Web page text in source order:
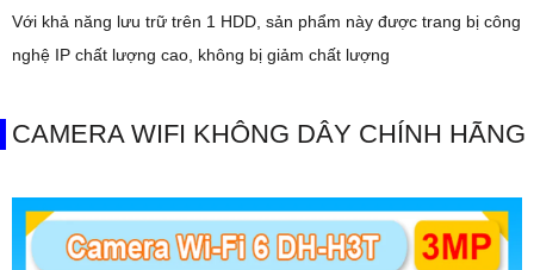
Với khả năng lưu trữ trên 1 HDD, sản phẩm này được trang bị công
nghệ IP chất lượng cao, không bị giảm chất lượng
CAMERA WIFI KHÔNG DÂY CHÍNH HÃNG